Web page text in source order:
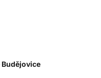
Budějovice